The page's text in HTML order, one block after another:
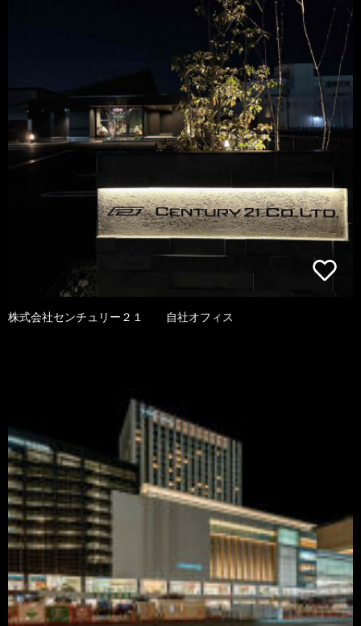
株式会社センチュリー２１ 自社オフィス